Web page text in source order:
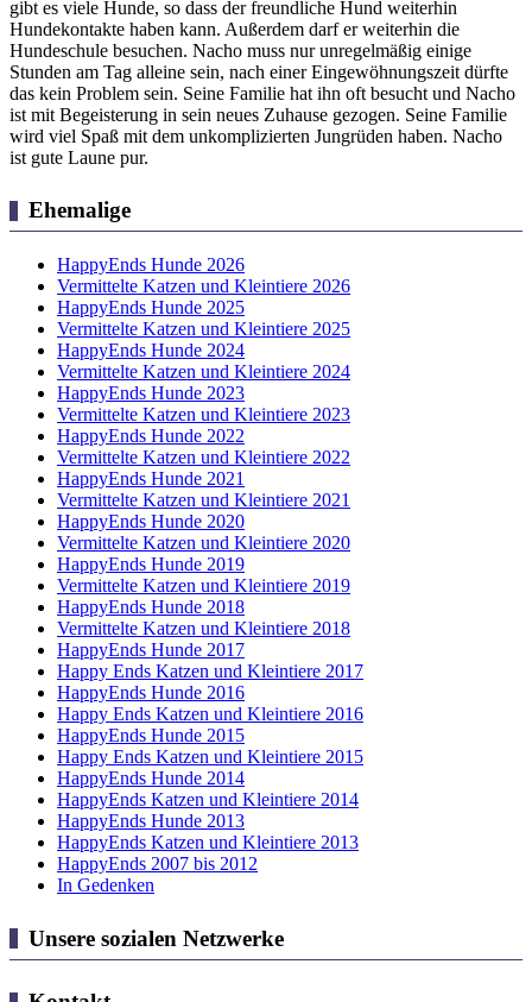
gibt es viele Hunde, so dass der freundliche Hund weiterhin
Hundekontakte haben kann. Außerdem darf er weiterhin die
Hundeschule besuchen. Nacho muss nur unregelmäßig einige
Stunden am Tag alleine sein, nach einer Eingewöhnungszeit dürfte
das kein Problem sein. Seine Familie hat ihn oft besucht und Nacho
ist mit Begeisterung in sein neues Zuhause gezogen. Seine Familie
wird viel Spaß mit dem unkomplizierten Jungrüden haben. Nacho
ist gute Laune pur.
Ehemalige
HappyEnds Hunde 2026
Vermittelte Katzen und Kleintiere 2026
HappyEnds Hunde 2025
Vermittelte Katzen und Kleintiere 2025
HappyEnds Hunde 2024
Vermittelte Katzen und Kleintiere 2024
HappyEnds Hunde 2023
Vermittelte Katzen und Kleintiere 2023
HappyEnds Hunde 2022
Vermittelte Katzen und Kleintiere 2022
HappyEnds Hunde 2021
Vermittelte Katzen und Kleintiere 2021
HappyEnds Hunde 2020
Vermittelte Katzen und Kleintiere 2020
HappyEnds Hunde 2019
Vermittelte Katzen und Kleintiere 2019
HappyEnds Hunde 2018
Vermittelte Katzen und Kleintiere 2018
HappyEnds Hunde 2017
Happy Ends Katzen und Kleintiere 2017
HappyEnds Hunde 2016
Happy Ends Katzen und Kleintiere 2016
HappyEnds Hunde 2015
Happy Ends Katzen und Kleintiere 2015
HappyEnds Hunde 2014
HappyEnds Katzen und Kleintiere 2014
HappyEnds Hunde 2013
HappyEnds Katzen und Kleintiere 2013
HappyEnds 2007 bis 2012
In Gedenken
Unsere sozialen Netzwerke